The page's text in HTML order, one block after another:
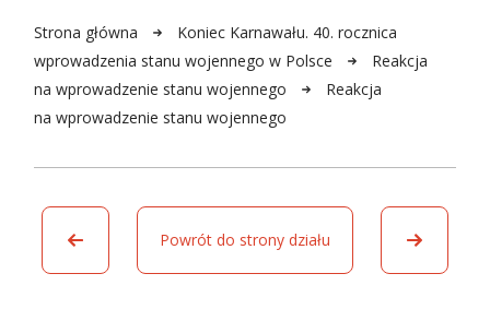
Strona główna
Koniec Karnawału. 40. rocznica
wprowadzenia stanu wojennego w Polsce
Reakcja
na wprowadzenie stanu wojennego
Reakcja
na wprowadzenie stanu wojennego
Powrót do strony działu